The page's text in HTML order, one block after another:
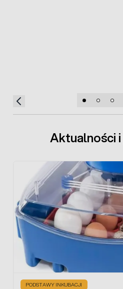
Aktualności
PODSTAWY INKUBACJI